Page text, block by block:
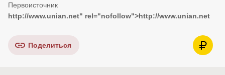
http://www.unian.net" rel="nofollow">http://www.unian.net
Поделиться